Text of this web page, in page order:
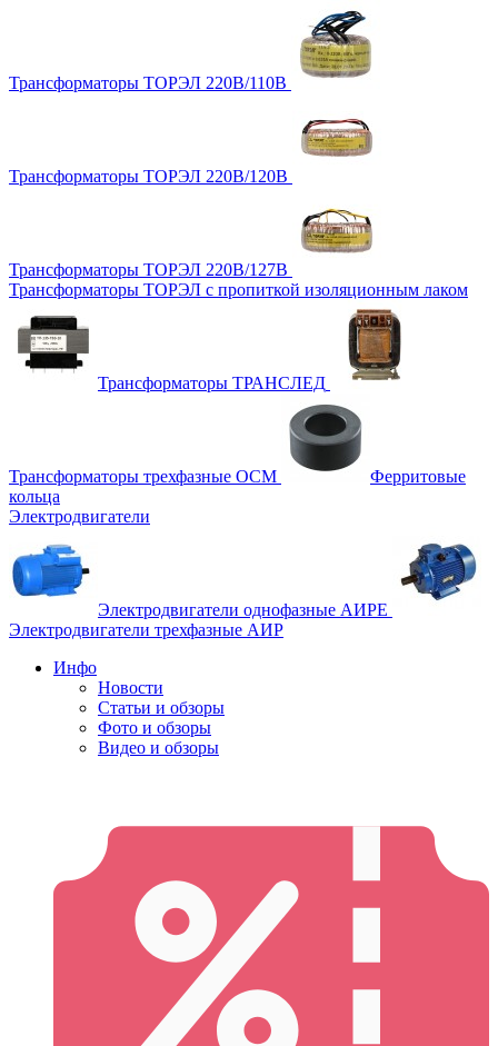
Трансформаторы ТОРЭЛ 220В/110В
Трансформаторы ТОРЭЛ 220В/120В
Трансформаторы ТОРЭЛ 220В/127В
Трансформаторы ТОРЭЛ с пропиткой изоляционным лаком
Трансформаторы ТРАНСЛЕД
Трансформаторы трехфазные ОСМ
Ферритовые
кольца
Электродвигатели
Электродвигатели однофазные АИРЕ
Электродвигатели трехфазные АИР
Инфо
Новости
Статьи и обзоры
Фото и обзоры
Видео и обзоры